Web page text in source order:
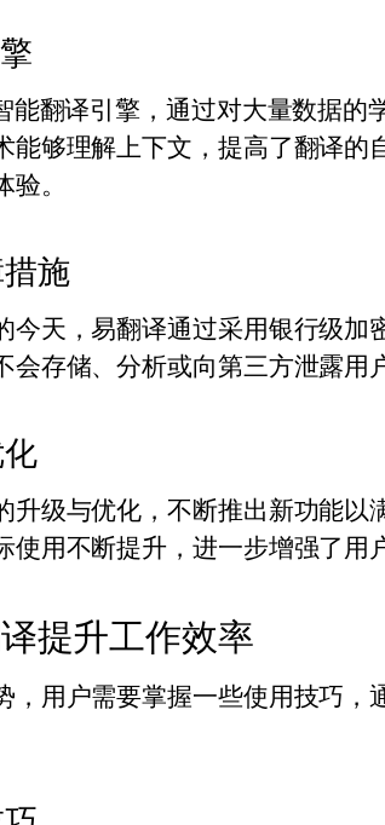
能翻译引擎，通过对大量数据的
能够理解上下文，提高了翻译的
。
施
今天，易翻译通过采用银行级加
存储、分析或向第三方泄露用
升级与优化，不断推出新功能以
用不断提升，进一步增强了用
提升工作效率
，用户需要掌握一些使用技巧